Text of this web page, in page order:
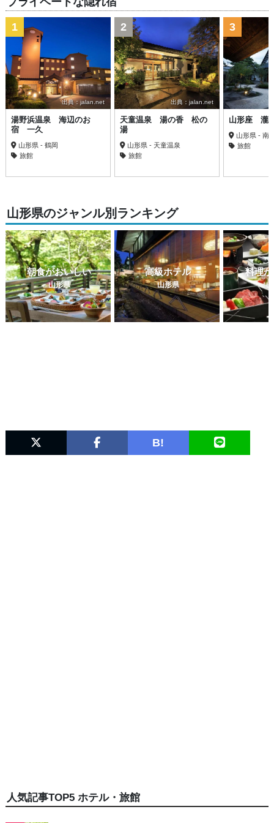
出典：jalan.net
1
湯野浜温泉 海辺のお
宿 一久
山形県 - 鶴岡
旅館
出典：jalan.net
2
天童温泉 湯の香 松の
湯
山形県 - 天童温泉
旅館
3
山形座 瀧
山形県 - 南
旅館
山形県のジャンル別ランキング
朝食がおいしい
山形県
高級ホテル
山形県
料理
B!
人気記事TOP5 ホテル・旅館